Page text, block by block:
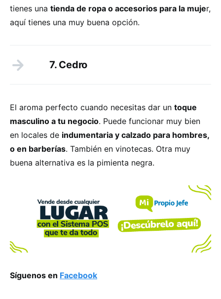
tienes una tienda de ropa o accesorios para la mujer,
aquí tienes una muy buena opción.
7. Cedro
El aroma perfecto cuando necesitas dar un toque
masculino a tu negocio. Puede funcionar muy bien
en locales de indumentaria y calzado para hombres,
o en barberías. También en vinotecas. Otra muy
buena alternativa es la pimienta negra.
Síguenos en Facebook